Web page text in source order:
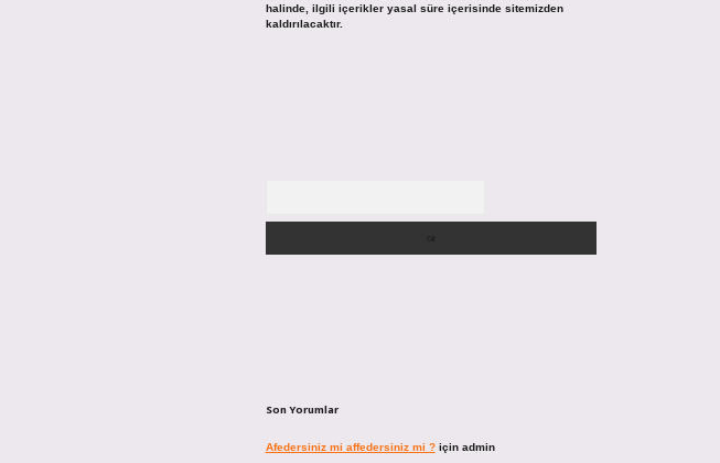
halinde, ilgili içerikler yasal süre içerisinde sitemizden
kaldırılacaktır.
Son Yorumlar
Afedersiniz mi affedersiniz mi ?için admin